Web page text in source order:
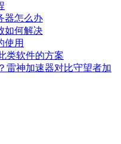
器怎么办
如何解决
使用
类软件的方案
雷神加速器对比守望者加